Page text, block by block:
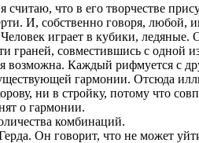
что в его творчестве
И, собственно говоря,
играет в кубики,
совместившись с одной
возможна. Каждый рифмуется с
гармонии. Отсюда
ни в стройку, потому что
о гармонии.
комбинаций.
Он говорит, что не может